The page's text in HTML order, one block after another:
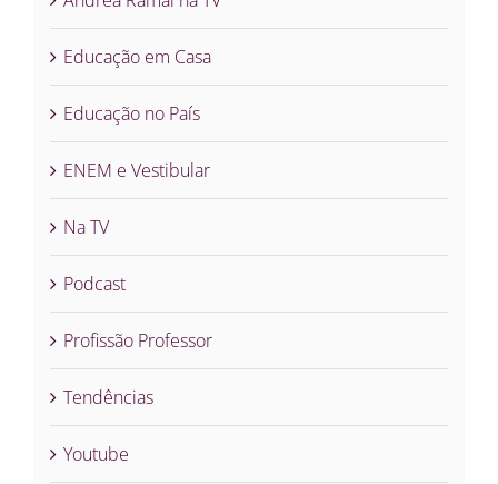
Educação em Casa
Educação no País
ENEM e Vestibular
Na TV
Podcast
Profissão Professor
Tendências
Youtube